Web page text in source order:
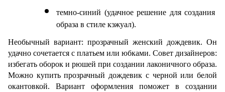
темно-синий (удачное решение для создания
образа в стиле кэжуал).
Необычный вариант: прозрачный женский дождевик. Он
удачно сочетается с платьем или юбками. Совет дизайнеров:
избегать оборок и рюшей при создании лаконичного образа.
Можно купить прозрачный дождевик с черной или белой
окантовкой. Вариант оформления поможет в создании